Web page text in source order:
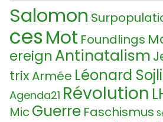
Salomon
cesMot Foundlings
ereignAntinatalism
trixArmée Léonard Sojli
Agenda21 Révolution
MicGuerre Faschismus